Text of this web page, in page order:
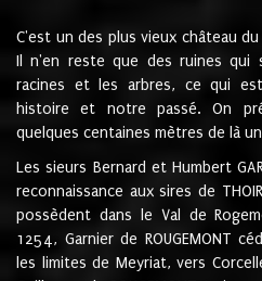
C'est un des plus vieux château
Il n'en reste que des ruines qui
racines et les arbres, ce qui
histoire et notre passé. On
quelques centaines mètres de là
Les sieurs Bernard et Humbert
reconnaissance aux sires de
possèdent dans le Val de
1254, Garnier de ROUGEMONT
les limites de Meyriat, vers